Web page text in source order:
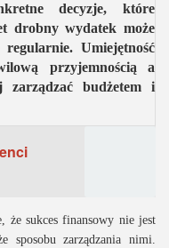
decyzje, które
drobny wydatek może
Umiejętność
przyjemnością a
zarządzać budżetem i
że sukces finansowy nie jest
sposobu zarządzania nimi.